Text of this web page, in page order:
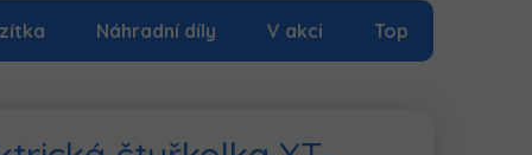
Náhradní díly V akci Top